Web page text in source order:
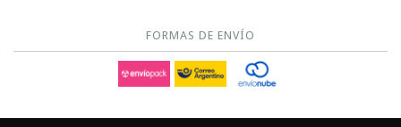
FORMAS DE ENVÍO